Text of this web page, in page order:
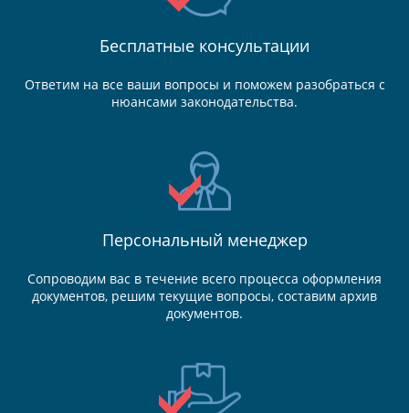
Бесплатные консультации
Ответим на все ваши вопросы и поможем разобраться с
нюансами законодательства.
Персональный менеджер
Сопроводим вас в течение всего процесса оформления
документов, решим текущие вопросы, составим архив
документов.